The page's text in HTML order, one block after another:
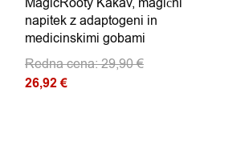
napitek z adaptogeni in
medicinskimi gobami
Redna cena:29,90€
Izvirna cena je bila: 29,90 €.
26,92€